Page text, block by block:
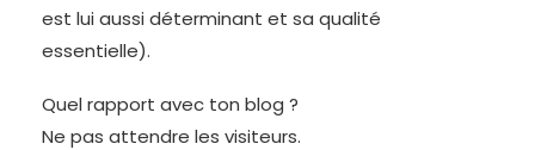
est lui aussi déterminant et sa qualité
essentielle).
Quel rapport avec ton blog ?
Ne pas attendre les visiteurs.